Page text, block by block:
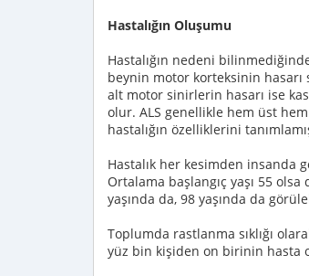
Hastalığın Oluşumu
Hastalığın nedeni
beynin motor korteksinin hasarı
alt motor sinirlerin hasarı ise
olur. ALS genellikle hem üst
hastalığın özelliklerini
Hastalık her kesimden insanda
Ortalama başlangıç yaşı 55
yaşında da, 98 yaşında da
Toplumda rastlanma sıklığı
yüz bin kişiden on birinin hasta